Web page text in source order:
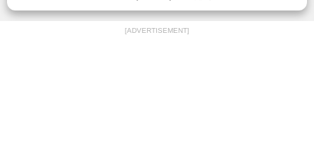
[ADVERTISEMENT]